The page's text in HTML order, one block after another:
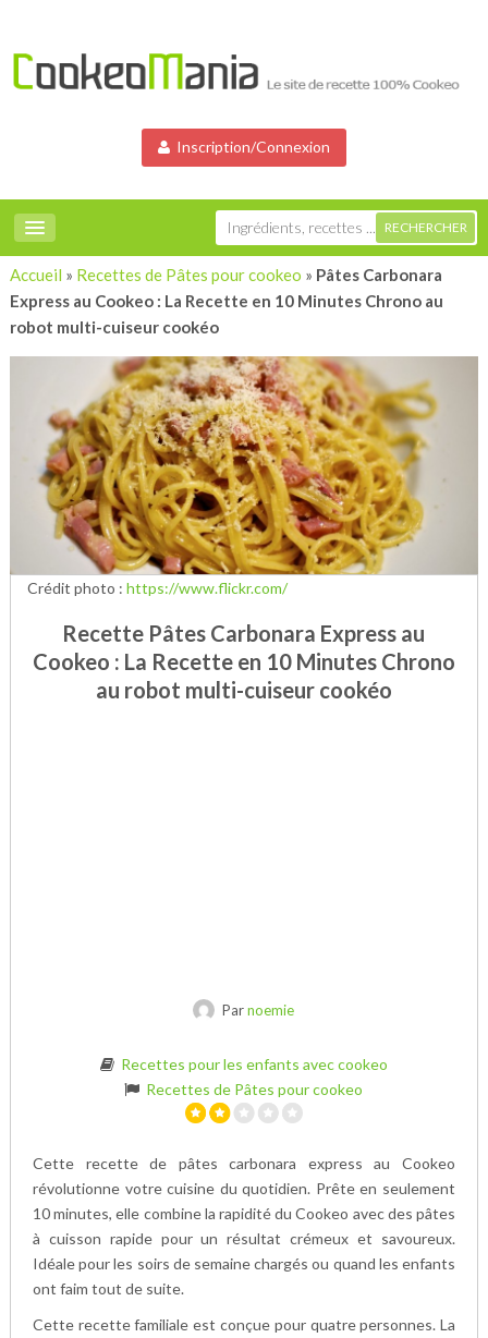
Inscription/Connexion
Accueil » Recettes de Pâtes pour cookeo » Pâtes Carbonara
Express au Cookeo : La Recette en 10 Minutes Chrono au
robot multi-cuiseur cookéo
Recette Pâtes Carbonara Express au
Cookeo : La Recette en 10 Minutes Chrono
au robot multi-cuiseur cookéo
Parnoemie
Recettes pour les enfants avec cookeo
Recettes de Pâtes pour cookeo
Cette recette de pâtes carbonara express au Cookeo
révolutionne votre cuisine du quotidien. Prête en seulement
10 minutes, elle combine la rapidité du Cookeo avec des pâtes
à cuisson rapide pour un résultat crémeux et savoureux.
Idéale pour les soirs de semaine chargés ou quand les enfants
ont faim tout de suite.
Cette recette familiale est conçue pour quatre personnes. La
Crédit photo : https://www.flickr.com/